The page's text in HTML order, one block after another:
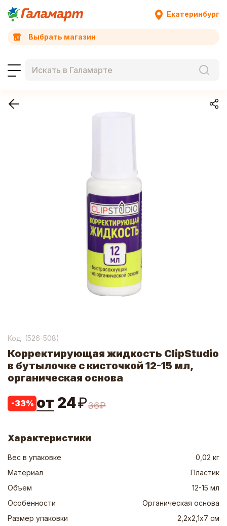
Екатеринбург
Выбрать магазин
Код: (526-508)
Корректирующая жидкость ClipStudio
в бутылочке с кисточкой 12-15 мл,
органическая основа
-33% от 24₽36₽
Характеристики
Вес в упаковке
0,02 кг
Материал
Пластик
Объем
12-15 мл
Особенности
Органическая основа
Размер упаковки
2,2х2,1х7 см